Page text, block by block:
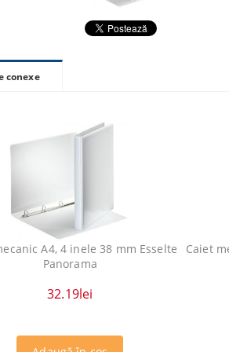
conexe
A4, 4 inele 38 mm Esselte
Panorama
32.19lei
Caiet